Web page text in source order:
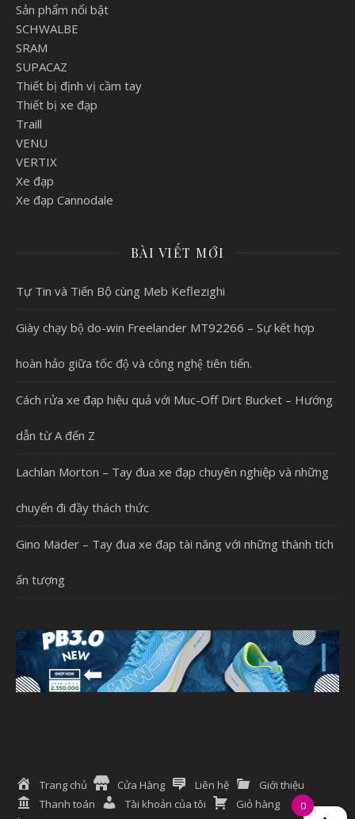
Sản phẩm nổi bật
SCHWALBE
SRAM
SUPACAZ
Thiết bị định vị cầm tay
Thiết bị xe đạp
Traill
VENU
VERTIX
Xe đạp
Xe đạp Cannodale
BÀI VIẾT MỚI
Tự Tin và Tiến Bộ cùng Meb Keflezighi
Giày chạy bộ do-win Freelander MT92266 – Sự kết hợp
hoàn hảo giữa tốc độ và công nghệ tiên tiến.
Cách rửa xe đạp hiệu quả với Muc-Off Dirt Bucket – Hướng
dẫn từ A đến Z
Lachlan Morton – Tay đua xe đạp chuyên nghiệp và những
chuyến đi đầy thách thức
Gino Mäder – Tay đua xe đạp tài năng với những thành tích
ấn tượng
Trang chủ Cửa Hàng Liên hệ
Giới thiệu
Thanh toán
Tài khoản của tôi Giỏ hàng 0